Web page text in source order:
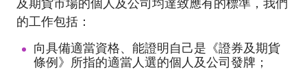
資料庫
新聞稿及公布
的工作包括：
向具備適當資格、能證明自己是《證券及期貨
條例》所指的適當人選的個人及公司發牌；